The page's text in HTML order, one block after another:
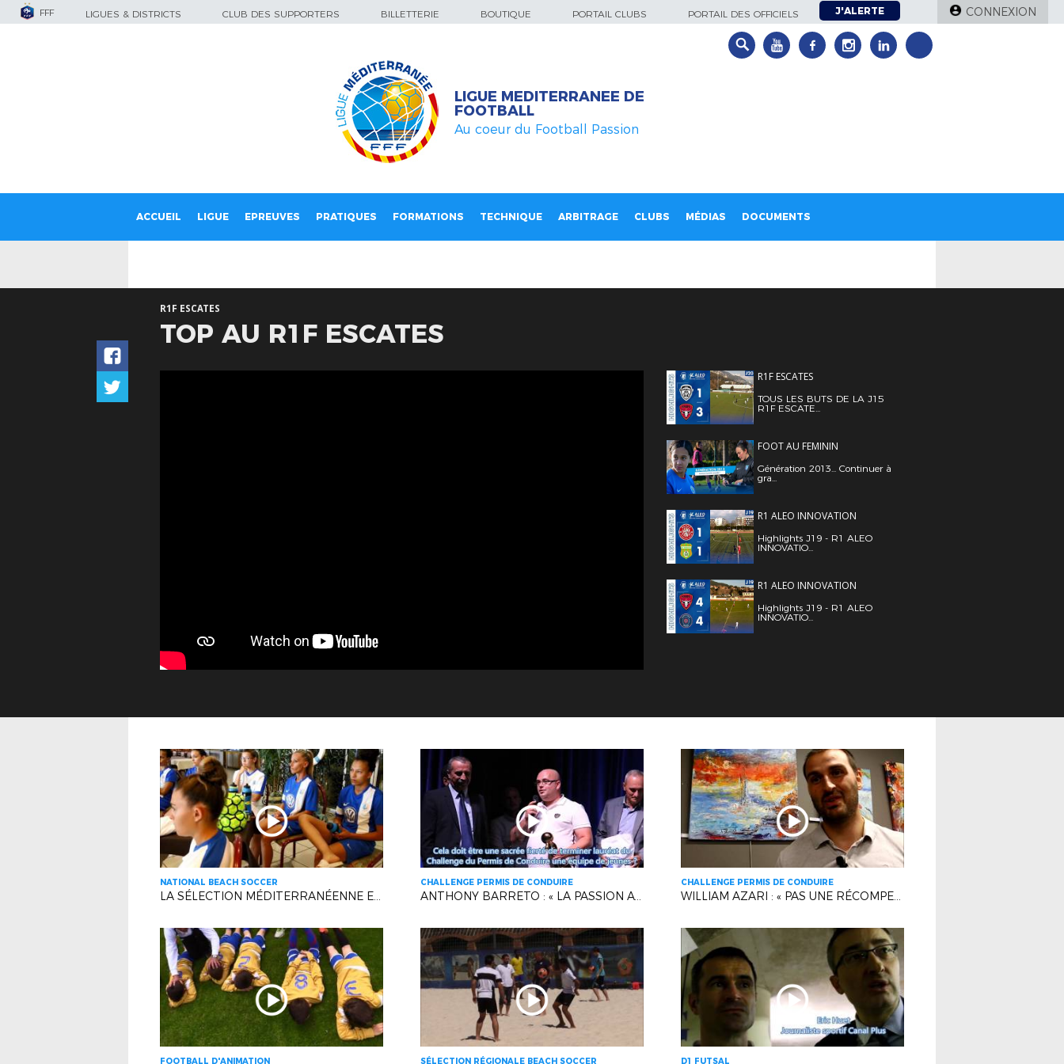
FFF LIGUES & DISTRICTS CLUB DES SUPPORTERS BILLETTERIE BOUTIQUE PORTAIL CLUBS PORTAIL DES OFFICIELS J'ALERTE CONNEXION
LIGUE MEDITERRANEE DE
FOOTBALL
Au coeur du Football Passion
ACCUEIL LIGUE EPREUVES PRATIQUES FORMATIONS TECHNIQUE ARBITRAGE CLUBS MÉDIAS DOCUMENTS
R1F ESCATES
TOP AU R1F ESCATES
R1F ESCATES
TOUS LES BUTS DE LA J15
R1F ESCATE...
FOOT AU FEMININ
Génération 2013... Continuer à
gra...
R1 ALEO INNOVATION
Highlights J19 - R1 ALEO
INNOVATIO...
R1 ALEO INNOVATION
Highlights J19 - R1 ALEO
INNOVATIO...
NATIONAL BEACH SOCCER
LA SÉLECTION MÉDITERRANÉENNE EN LIVE !
CHALLENGE PERMIS DE CONDUIRE
ANTHONY BARRETO : « LA PASSION AVANT TOUT ! »
CHALLENGE PERMIS DE CONDUIRE
WILLIAM AZARI : « PAS UNE RÉCOMPENSE INDIVIDUELLE ! »
FOOTBALL D'ANIMATION SÉLECTION RÉGIONALE BEACH SOCCER D1 FUTSAL